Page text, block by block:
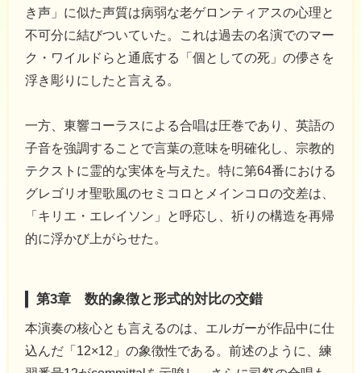
き声」に似た声質は病弱な老ゲロンティアスの心理と
不可分に結びついていた。これは過去の名演でのマー
ク・ワイルドらと通底する「個としての死」の儚さを
浮き彫りにしたと言える。
一方、東響コーラスによる合唱は圧巻であり、英語の
子音を強調することで言葉の意味を明確化し、宗教的
テクストに霊的な実体を与えた。特に第64番における
グレゴリオ聖歌風のセミコロとメインコロの交差は、
「キリエ・エレイソン」と呼応し、祈りの構造を再帰
的に浮かび上がらせた。
第3章 数的象徴と形式的対比の交錯
本演奏の核心とも言えるのは、エルガーが作品中に仕
込んだ「12×12」の象徴性である。前述のように、練